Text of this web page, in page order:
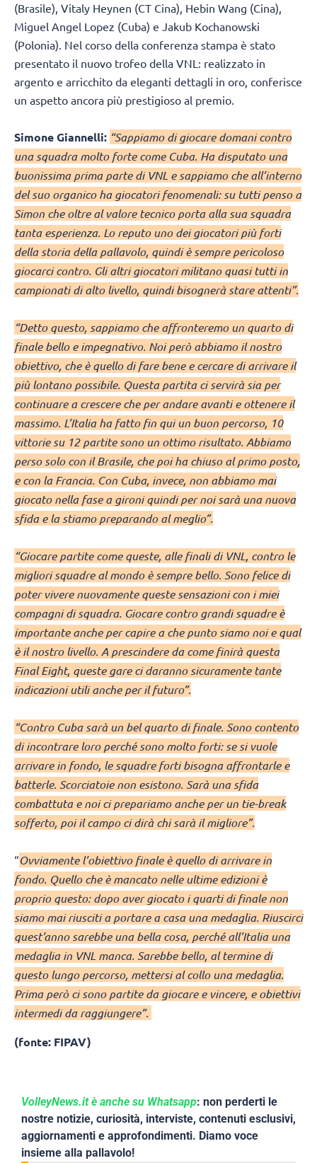
(Brasile), Vitaly Heynen (CT Cina), Hebin Wang (Cina),
Miguel Angel Lopez (Cuba) e Jakub Kochanowski
(Polonia). Nel corso della conferenza stampa è stato
presentato il nuovo trofeo della VNL: realizzato in
argento e arricchito da eleganti dettagli in oro, conferisce
un aspetto ancora più prestigioso al premio.
Simone Giannelli: “Sappiamo di giocare domani contro
una squadra molto forte come Cuba. Ha disputato una
buonissima prima parte di VNL e sappiamo che all’interno
del suo organico ha giocatori fenomenali: su tutti penso a
Simon che oltre al valore tecnico porta alla sua squadra
tanta esperienza. Lo reputo uno dei giocatori più forti
della storia della pallavolo, quindi è sempre pericoloso
giocarci contro. Gli altri giocatori militano quasi tutti in
campionati di alto livello, quindi bisognerà stare attenti”.
“Detto questo, sappiamo che affronteremo un quarto di
finale bello e impegnativo. Noi però abbiamo il nostro
obiettivo, che è quello di fare bene e cercare di arrivare il
più lontano possibile. Questa partita ci servirà sia per
continuare a crescere che per andare avanti e ottenere il
massimo. L’Italia ha fatto fin qui un buon percorso, 10
vittorie su 12 partite sono un ottimo risultato. Abbiamo
perso solo con il Brasile, che poi ha chiuso al primo posto,
e con la Francia. Con Cuba, invece, non abbiamo mai
giocato nella fase a gironi quindi per noi sarà una nuova
sfida e la stiamo preparando al meglio”.
“Giocare partite come queste, alle finali di VNL, contro le
migliori squadre al mondo è sempre bello. Sono felice di
poter vivere nuovamente queste sensazioni con i miei
compagni di squadra. Giocare contro grandi squadre è
importante anche per capire a che punto siamo noi e qual
è il nostro livello. A prescindere da come finirà questa
Final Eight, queste gare ci daranno sicuramente tante
indicazioni utili anche per il futuro”.
“Contro Cuba sarà un bel quarto di finale. Sono contento
di incontrare loro perché sono molto forti: se si vuole
arrivare in fondo, le squadre forti bisogna affrontarle e
batterle. Scorciatoie non esistono. Sarà una sfida
combattuta e noi ci prepariamo anche per un tie-break
sofferto, poi il campo ci dirà chi sarà il migliore”.
“Ovviamente l’obiettivo finale è quello di arrivare in
fondo. Quello che è mancato nelle ultime edizioni è
proprio questo: dopo aver giocato i quarti di finale non
siamo mai riusciti a portare a casa una medaglia. Riuscirci
quest’anno sarebbe una bella cosa, perché all’Italia una
medaglia in VNL manca. Sarebbe bello, al termine di
questo lungo percorso, mettersi al collo una medaglia.
Prima però ci sono partite da giocare e vincere, e obiettivi
intermedi da raggiungere”.
(fonte: FIPAV)
VolleyNews.it è anche su Whatsapp: non perderti le
nostre notizie, curiosità, interviste, contenuti esclusivi,
aggiornamenti e approfondimenti. Diamo voce
insieme alla pallavolo!